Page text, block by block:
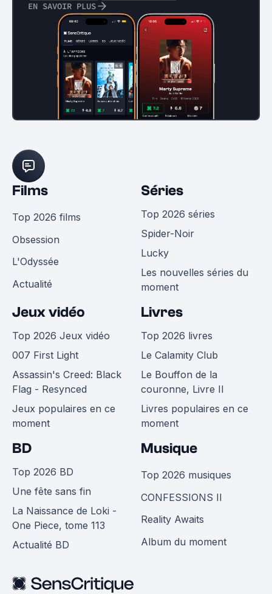
EN SAVOIR PLUS
Films
Top 2026 films
Obsession
L'Odyssée
Actualité
Séries
Top 2026 séries
Spider-Noir
Lucky
Les nouvelles séries du
moment
Jeux vidéo
Top 2026 Jeux vidéo
007 First Light
Assassin's Creed: Black
Flag - Resynced
Jeux populaires en ce
moment
Livres
Top 2026 livres
Le Calamity Club
Le Bouffon de la
couronne, Livre II
Livres populaires en ce
moment
BD
Top 2026 BD
Une fête sans fin
La Naissance de Loki -
One Piece, tome 113
Actualité BD
Musique
Top 2026 musiques
CONFESSIONS II
Reality Awaits
Album du moment